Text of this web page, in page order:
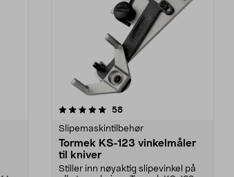
58anmeldelser
Slipemaskintilbehør
Tormek KS-123 vinkelmåler
til kniver
Stiller inn nøyaktig slipevinkel på
4.5 av 5 stjerner